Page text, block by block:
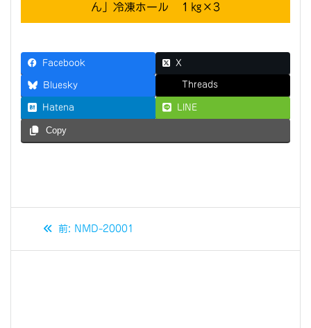
ん」冷凍ホール １㎏×3
Facebook X
Bluesky Threads
Hatena LINE
Copy
稿
前: 過
NMD-20001